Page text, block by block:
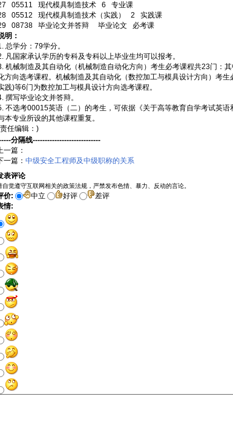
05511 现代模具制造技术 6
专业课
05512 现代模具制造技术（实践） 2
实践课
08738 毕业论文并答辩 毕业论文
必考课
明：
总学分：79学分。
凡国家承认学历的专科及专科以上毕业生均可以报考。
机械制造及其自动化（机械制造自动化方向）考生必考课程共23门：
方向选考课程。机械制造及其自动化（数控加工与模具设计方向）考
践)等6门为数控加工与模具设计方向选考课程。
撰写毕业论文并答辩。
不选考00015英语（二）的考生，可依据《关于高等教育自学考试英
本专业所设的其他课程重复。
任编辑：)
分隔线----------------------------
一篇：
一篇： 中级安全工程师及中级职称的关系
表评论
自觉遵守互联网相关的政策法规，严禁发布色情、暴力、反动的言论。
价: 中立 好评
差评
情: